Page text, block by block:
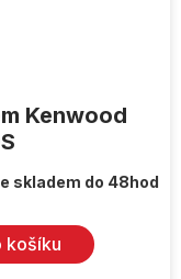
Kenwood
skladem do 48hod
košíku